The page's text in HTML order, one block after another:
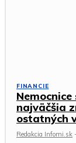
FINANCIE
najväčšia
ostatných
Redakcia Infomi.sk -